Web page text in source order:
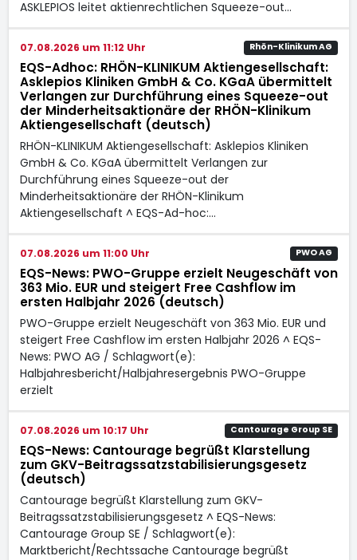
ASKLEPIOS leitet aktienrechtlichen Squeeze-out…
07.08.2026 um 11:12 Uhr Rhön-Klinikum AG
EQS-Adhoc: RHÖN-KLINIKUM Aktiengesellschaft:
Asklepios Kliniken GmbH & Co. KGaA übermittelt
Verlangen zur Durchführung eines Squeeze-out
der Minderheitsaktionäre der RHÖN-Klinikum
Aktiengesellschaft (deutsch)
RHÖN-KLINIKUM Aktiengesellschaft: Asklepios Kliniken
GmbH & Co. KGaA übermittelt Verlangen zur
Durchführung eines Squeeze-out der
Minderheitsaktionäre der RHÖN-Klinikum
Aktiengesellschaft ^ EQS-Ad-hoc:…
07.08.2026 um 11:00 Uhr PWO AG
EQS-News: PWO-Gruppe erzielt Neugeschäft von
363 Mio. EUR und steigert Free Cashflow im
ersten Halbjahr 2026 (deutsch)
PWO-Gruppe erzielt Neugeschäft von 363 Mio. EUR und
steigert Free Cashflow im ersten Halbjahr 2026 ^ EQS-
News: PWO AG / Schlagwort(e):
Halbjahresbericht/Halbjahresergebnis PWO-Gruppe
erzielt
07.08.2026 um 10:17 Uhr Cantourage Group SE
EQS-News: Cantourage begrüßt Klarstellung
zum GKV-Beitragssatzstabilisierungsgesetz
(deutsch)
Cantourage begrüßt Klarstellung zum GKV-
Beitragssatzstabilisierungsgesetz ^ EQS-News:
Cantourage Group SE / Schlagwort(e):
Marktbericht/Rechtssache Cantourage begrüßt